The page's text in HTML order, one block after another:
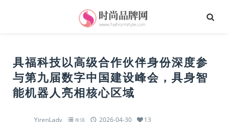
具福科技以高级合作伙伴身份深度参
与第九届数字中国建设峰会，具身智
能机器人亮相核心区域
YirenLady 生活 2026-04-30 13